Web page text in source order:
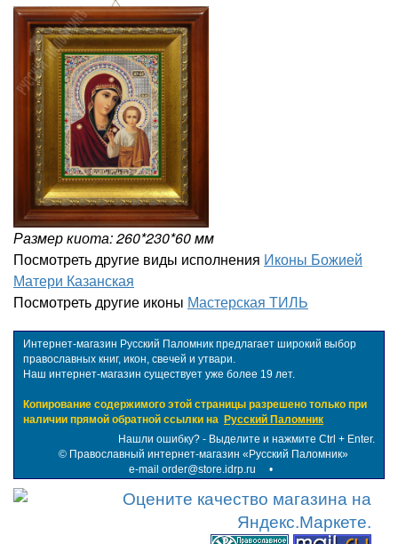
Размер киота: 260*230*60 мм
Посмотреть другие виды исполнения Иконы Божией
Матери Казанская
Посмотреть другие иконы Мастерская ТИЛЬ
Интернет-магазин Русский Паломник предлагает широкий выбор
православных книг, икон, свечей и утвари.
Наш интернет-магазин существует уже более 19 лет.
Копирование содержимого этой страницы разрешено только при
наличии прямой обратной ссылки на Русский Паломник
Нашли ошибку? - Выделите и нажмите Ctrl + Enter.
© Православный интернет-магазин «Русский Паломник»
e-mail order@store.idrp.ru •